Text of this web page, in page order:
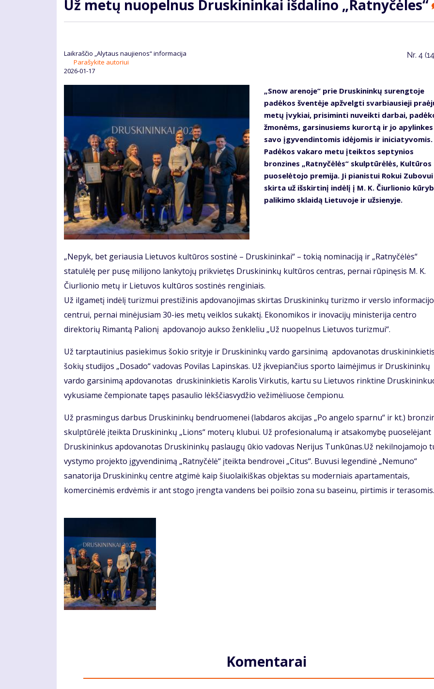
Už metų nuopelnus Druskininkai išdalino „Ratnyčėles“
Laikraščio „Alytaus naujienos“ informacija
Parašykite autoriui
2026-01-17
Nr. 4
„Snow arenoje“ prie Druskininkų surengtoje
padėkos šventėje apžvelgti svarbiausieji
metų įvykiai, prisiminti nuveikti darbai,
žmonėms, garsinusiems kurortą ir jo apylinkes
savo įgyvendintomis idėjomis ir iniciatyvomis.
Padėkos vakaro metu įteiktos septynios
bronzines „Ratnyčėlės“ skulptūrėlės, Kultūros
puoselėtojo premija. Ji pianistui Rokui Zubovui
skirta už išskirtinį indėlį į M. K. Čiurlionio
palikimo sklaidą Lietuvoje ir užsienyje.
„Nepyk, bet geriausia Lietuvos kultūros sostinė – Druskininkai“ – tokią nominaciją ir „Ratnyčėlės“
statulėlę per pusę milijono lankytojų prikvietęs Druskininkų kultūros centras, pernai rūpinęsis M. K.
Čiurlionio metų ir Lietuvos kultūros sostinės renginiais.
Už ilgametį indėlį turizmui prestižinis apdovanojimas skirtas Druskininkų turizmo ir verslo
centrui, pernai minėjusiam 30-ies metų veiklos sukaktį. Ekonomikos ir inovacijų ministerija centro
direktorių Rimantą Palionį apdovanojo aukso ženkleliu „Už nuopelnus Lietuvos turizmui“.
Už tarptautinius pasiekimus šokio srityje ir Druskininkų vardo garsinimą apdovanotas
šokių studijos „Dosado“ vadovas Povilas Lapinskas. Už įkvepiančius sporto laimėjimus ir Druskininkų
vardo garsinimą apdovanotas druskininkietis Karolis Virkutis, kartu su Lietuvos rinktine
vykusiame čempionate tapęs pasaulio lėkščiasvydžio vežimėliuose čempionu.
Už prasmingus darbus Druskininkų bendruomenei (labdaros akcijas „Po angelo sparnu“ ir kt.)
skulptūrėlė įteikta Druskininkų „Lions“ moterų klubui. Už profesionalumą ir atsakomybę puoselėjant
Druskininkus apdovanotas Druskininkų paslaugų ūkio vadovas Nerijus Tunkūnas.Už nekilnojamojo
vystymo projekto įgyvendinimą „Ratnyčėlė“ įteikta bendrovei „Citus“. Buvusi legendinė „Nemuno“
sanatorija Druskininkų centre atgimė kaip šiuolaikiškas objektas su moderniais apartamentais,
komercinėmis erdvėmis ir ant stogo įrengta vandens bei poilsio zona su baseinu, pirtimis ir terasomis.
Komentarai